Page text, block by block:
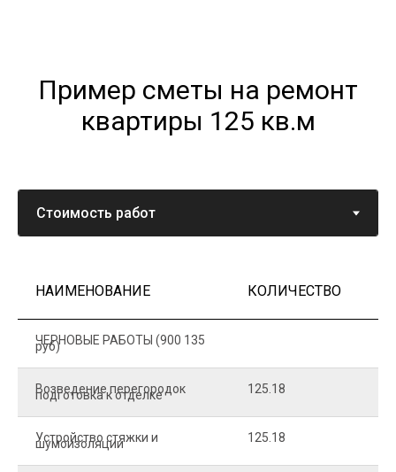
Пример сметы на ремонт
квартиры 125 кв.м
НАИМЕНОВАНИЕ КОЛИЧЕСТВО
ЧЕРНОВЫЕ РАБОТЫ (900 135
руб)
Возведение перегородок
подготовка к отделке 125.18
Устройство стяжки и
шумоизоляции 125.18